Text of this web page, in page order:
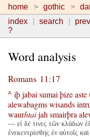
home gothic
index
search
?
Word analysis
Romans 11:17
A iþjabai sumai þizeaste
alewabagmswisands
waurhtaijah smairþra
— εἰ δέ τινες τῶν κλάδων
ἐνεκεντρίσθης ἐν αὐτοῖς